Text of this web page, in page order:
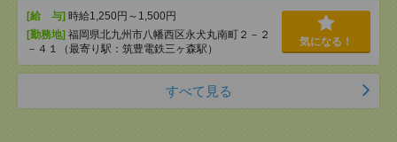
[給 与] 時給1,250円～1,500円
[勤務地] 福岡県北九州市八幡西区永犬丸南町２－２
－４１（最寄り駅：筑豊電鉄三ヶ森駅）
気になる！
すべて見る